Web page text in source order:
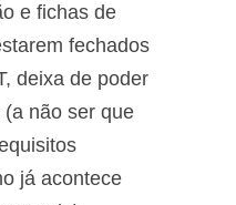
e fichas de
fechados
deixa de poder
não ser que
já acontece